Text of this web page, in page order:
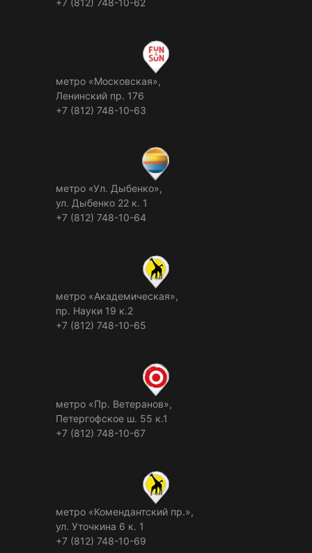
метро «Московская»,
Ленинский пр. 176
+7 (812) 748-10-63
метро «Ул. Дыбенко»,
ул. Дыбенко 22 к. 1
+7 (812) 748-10-64
метро «Академическая»,
пр. Науки 19 к.2
+7 (812) 748-10-65
метро «Пр. Ветеранов»,
Петергофское ш. 55 к.1
+7 (812) 748-10-67
метро «Комендантский пр.»,
ул. Уточкина 6 к. 1
+7 (812) 748-10-69